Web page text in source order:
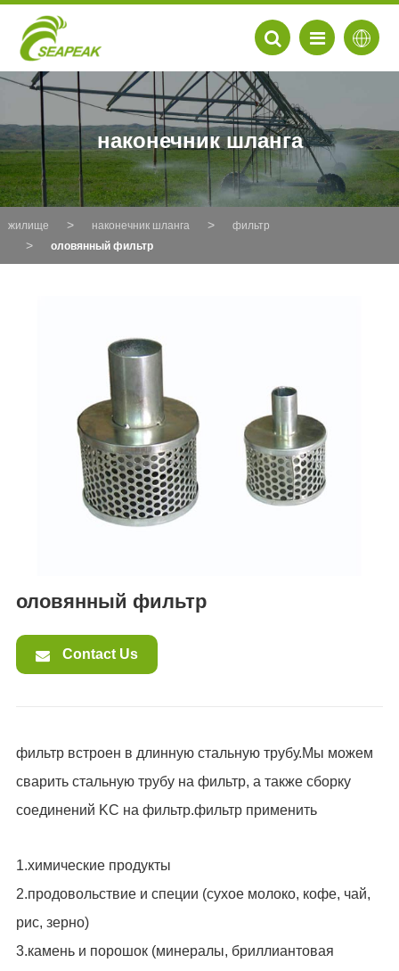
наконечник шланга
жилище наконечник шланга
фильтр
оловянный фильтр
оловянный фильтр
Contact Us
фильтр встроен в длинную стальную трубу.Мы можем
сварить стальную трубу на фильтр, а также сборку
соединений KC на фильтр.фильтр применить
1.химические продукты
2.продовольствие и специи (сухое молоко, кофе, чай,
рис, зерно)
3.камень и порошок (минералы, бриллиантовая